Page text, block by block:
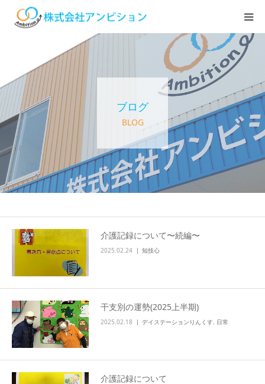
ブログ
BLOG
介護記録について〜続編〜
2025.02.24 知技心
干支別の運勢(2025上半期)
2025.02.18 デイステーションりんくす, 日常
介護記録について
アンビションについて
サービス紹介
デイステーション
居宅介護・訪問介護
快護ラボ知技心
求人情報
info